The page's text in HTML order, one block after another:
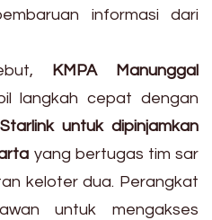
informasi dari
KMPA Manunggal
langkah cepat dengan
untuk dipinjamkan
yang bertugas tim sar
keloter dua. Perangkat
untuk mengakses